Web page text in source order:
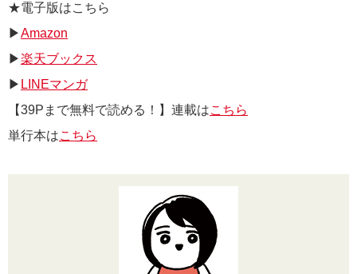
★電子版はこちら
▶Amazon
▶楽天ブックス
▶ LINEマンガ
【39Pまで無料で読める！】連載はこちら
単行本はこちら